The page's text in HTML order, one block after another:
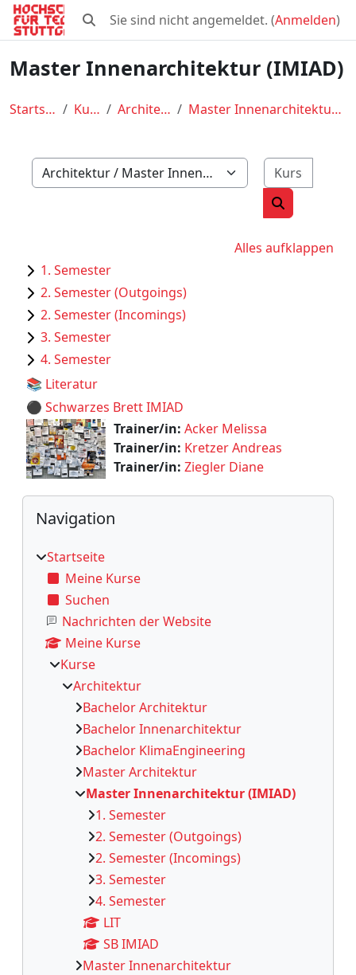
Zum Hauptinhalt
Sucheingabe umschalten
Sie sind nicht angemeldet. (Anmelden)
Master Innenarchitektur (IMIAD)
Startseite Kurse Architektur Master Innenarchitektur (IMIAD)
Kursbereiche
Kurse
Alles aufklappen
1. Semester
2. Semester (Outgoings)
2. Semester (Incomings)
3. Semester
4. Semester
📚 Literatur
⚫️ Schwarzes Brett IMIAD
Trainer/in: Acker Melissa
Trainer/in: Kretzer Andreas
Trainer/in: Ziegler Diane
Blöcke
Navigation überspringen
Navigation
Startseite
Meine Kurse
Suchen
Nachrichten der Website
Meine Kurse
Kurse
Architektur
Bachelor Architektur
Bachelor Innenarchitektur
Bachelor KlimaEngineering
Master Architektur
Master Innenarchitektur (IMIAD)
1. Semester
2. Semester (Outgoings)
2. Semester (Incomings)
3. Semester
4. Semester
LIT
SB IMIAD
Master Innenarchitektur